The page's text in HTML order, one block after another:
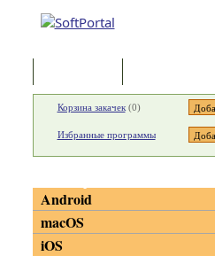
Корзина закачек(0)
Избранные программы
Android
macOS
iOS